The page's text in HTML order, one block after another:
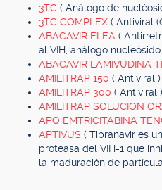
3TC ( Análogo de
3TC COMPLEX ( Antiviral
ABACAVIR ELEA (
al VIH, análogo
ABACAVIR LAMIVUDINA
AMILITRAP 150 ( Antiviral )
AMILITRAP 300 ( Antiviral )
AMILITRAP SOLUCION
APO EMTRICITABINA
APTIVUS ( Tipranavir es
proteasa del VIH-1 que
la maduración de